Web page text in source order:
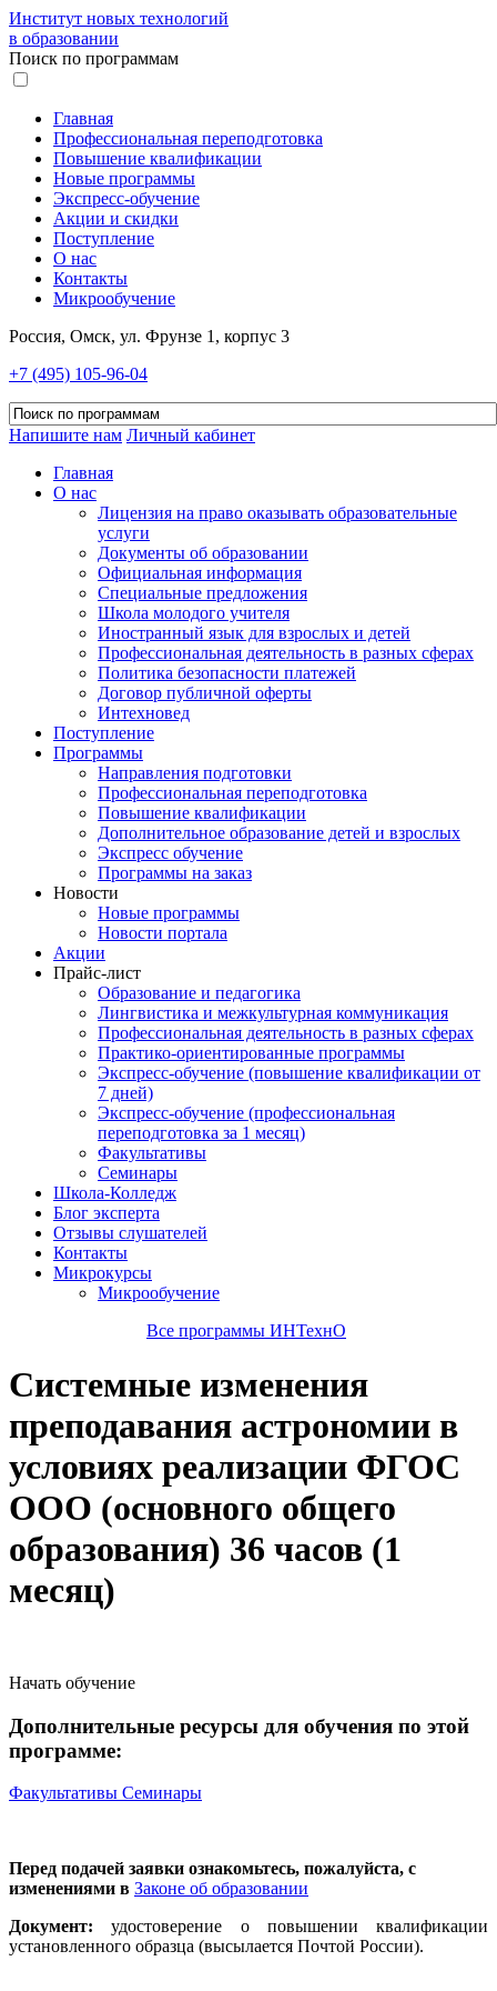
Институт новых технологий
в образовании
Поиск по программам
Главная
Профессиональная переподготовка
Повышение квалификации
Новые программы
Экспресс-обучение
Акции и скидки
Поступление
О нас
Контакты
Микрообучение
Россия, Омск, ул. Фрунзе 1, корпус 3
+7 (495) 105-96-04
Напишите нам Личный кабинет
Главная
О нас
Лицензия на право оказывать образовательные
услуги
Документы об образовании
Официальная информация
Специальные предложения
Школа молодого учителя
Иностранный язык для взрослых и детей
Профессиональная деятельность в разных сферах
Политика безопасности платежей
Договор публичной оферты
Интехновед
Поступление
Программы
Направления подготовки
Профессиональная переподготовка
Повышение квалификации
Дополнительное образование детей и взрослых
Экспресс обучение
Программы на заказ
Новости
Новые программы
Новости портала
Акции
Прайс-лист
Образование и педагогика
Лингвистика и межкультурная коммуникация
Профессиональная деятельность в разных сферах
Практико-ориентированные программы
Экспресс-обучение (повышение квалификации от
7 дней)
Экспресс-обучение (профессиональная
переподготовка за 1 месяц)
Факультативы
Семинары
Школа-Колледж
Блог эксперта
Отзывы слушателей
Контакты
Микрокурсы
Микрообучение
Все программы ИНТехнО
Системные изменения
преподавания астрономии в
условиях реализации ФГОС
ООО (основного общего
образования) 36 часов (1
месяц)
Начать обучение
Дополнительные ресурсы для обучения по этой
программе:
Факультативы Семинары
Перед подачей заявки ознакомьтесь, пожалуйста, с
изменениями в Законе об образовании
Документ: удостоверение о повышении квалификации
установленного образца (высылается Почтой России).